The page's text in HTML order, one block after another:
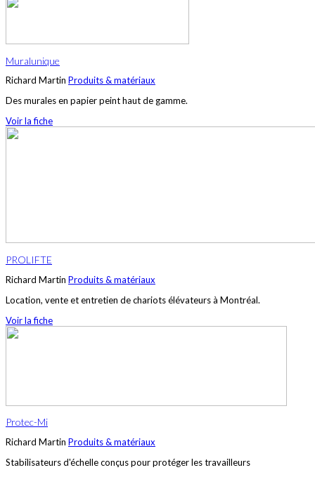
Muralunique
Richard Martin Produits & matériaux
Des murales en papier peint haut de gamme.
Voir la fiche
PROLIFTE
Richard Martin Produits & matériaux
Location, vente et entretien de chariots élévateurs à Montréal.
Voir la fiche
Protec-Mi
Richard Martin Produits & matériaux
Stabilisateurs d'échelle conçus pour protéger les travailleurs